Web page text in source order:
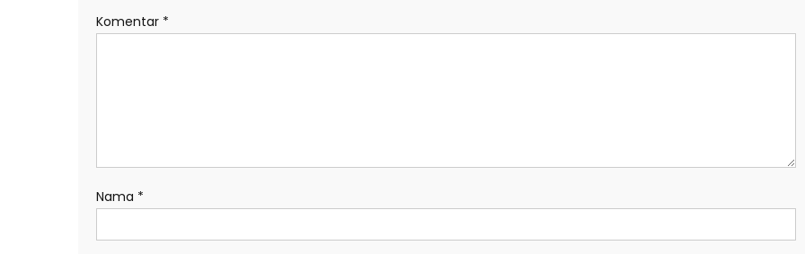
Komentar *
Nama *